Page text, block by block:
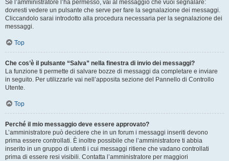
Se l’amministratore l’ha permesso, vai al messaggio che vuoi segnalare:
dovresti vedere un pulsante che serve per fare la segnalazione dei messaggi.
Cliccandolo sarai introdotto alla procedura necessaria per la segnalazione dei
messaggi.
Top
Che cos’è il pulsante “Salva” nella finestra di invio dei messaggi?
La funzione ti permette di salvare bozze di messaggi da completare e inviare
in seguito. Per utilizzarle vai nell’apposita sezione del Pannello di Controllo
Utente.
Top
Perché il mio messaggio deve essere approvato?
L’amministratore può decidere che in un forum i messaggi inseriti devono
prima essere controllati. È inoltre possibile che l’amministratore ti abbia
inserito in un gruppo di utenti i cui messaggi ritiene che vadano controllati
prima di essere resi visibili. Contatta l’amministratore per maggiori